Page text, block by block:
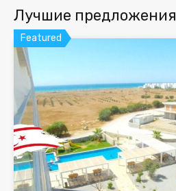
Лучшие предложения
Featured